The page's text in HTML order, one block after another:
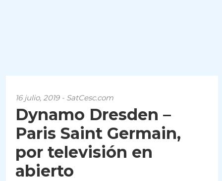
16 julio, 2019 - SatCesc.com
Dynamo Dresden –
Paris Saint Germain,
por televisión en
abierto